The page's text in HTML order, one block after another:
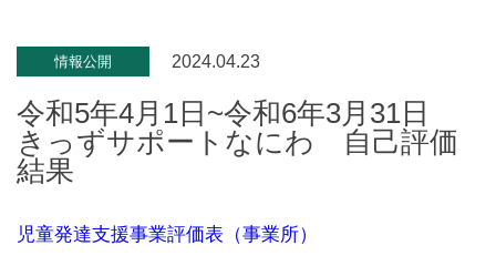
プライバシーポリシー
情報公開 2024.04.23
令和5年4月1日~令和6年3月31日
きっずサポートなにわ 自己評価
結果
児童発達支援事業評価表（事業所）